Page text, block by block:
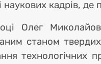
наукових кадрів,
Олег
станом
технологічних